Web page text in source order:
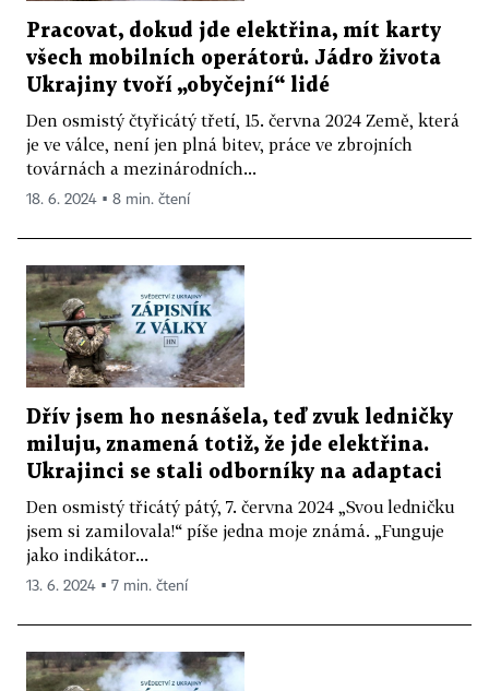
Pracovat, dokud jde elektřina, mít karty
všech mobilních operátorů. Jádro života
Ukrajiny tvoří „obyčejní“ lidé
Den osmistý čtyřicátý třetí, 15. června 2024 Země, která
je ve válce, není jen plná bitev, práce ve zbrojních
továrnách a mezinárodních...
18. 6. 2024 ▪ 8 min. čtení
Dřív jsem ho nesnášela, teď zvuk ledničky
miluju, znamená totiž, že jde elektřina.
Ukrajinci se stali odborníky na adaptaci
Den osmistý třicátý pátý, 7. června 2024 „Svou ledničku
jsem si zamilovala!“ píše jedna moje známá. „Funguje
jako indikátor...
13. 6. 2024 ▪ 7 min. čtení